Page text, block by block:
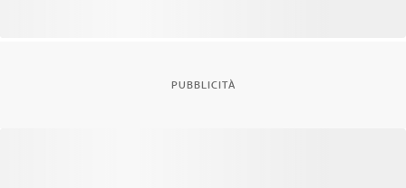
PUBBLICITÀ